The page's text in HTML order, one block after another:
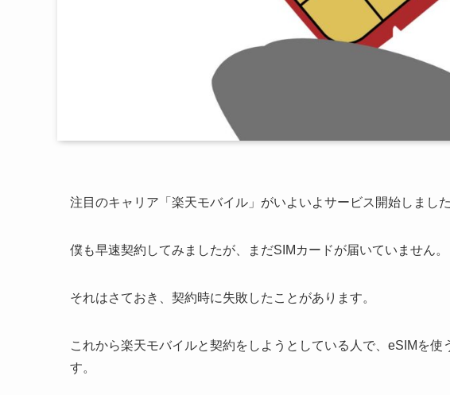
注目のキャリア「楽天モバイル」がいよいよサービス開始しました
僕も早速契約してみましたが、まだSIMカードが届いていません。
それはさておき、契約時に失敗したことがあります。
これから楽天モバイルと契約をしようとしている人で、eSIMを
す。